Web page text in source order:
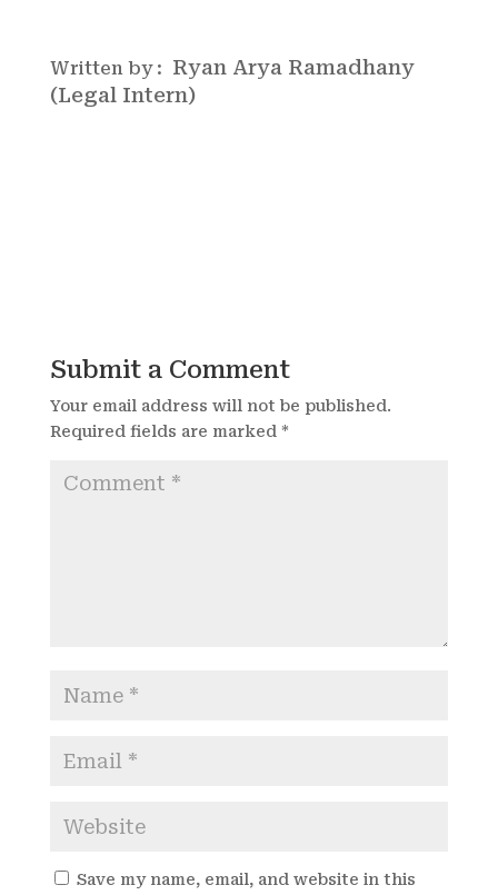
Written by : Ryan Arya Ramadhany
(Legal Intern)
Submit a Comment
Your email address will not be published.
Required fields are marked *
Save my name, email, and website in this